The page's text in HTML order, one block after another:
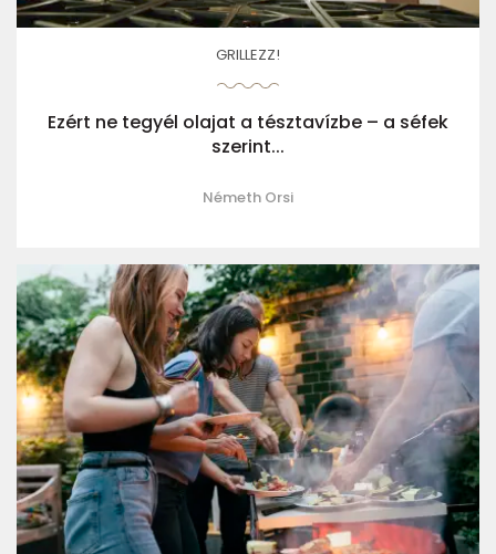
GRILLEZZ!
Ezért ne tegyél olajat a tésztavízbe – a séfek
szerint...
Németh Orsi